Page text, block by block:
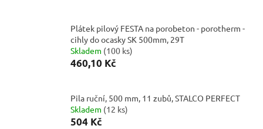
Plátek pilový FESTA na porobeton - porotherm -
cihly do ocasky SK 500mm, 29T
Skladem (100 ks)
460,10 Kč
Pila ruční, 500 mm, 11 zubů, STALCO PERFECT
Skladem (12 ks)
504 Kč